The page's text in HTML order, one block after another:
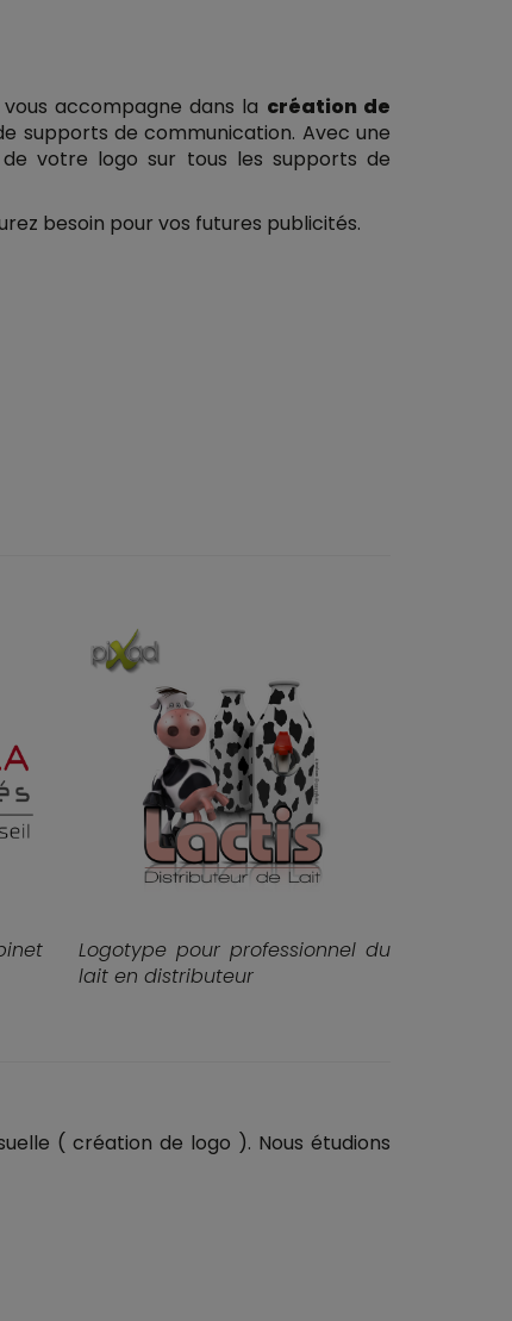
accompagne dans la création de
supports de communication. Avec une
votre logo sur tous les supports de
besoin pour vos futures publicités.
Logotype pour professionnel du
lait en distributeur
( création de logo ). Nous étudions